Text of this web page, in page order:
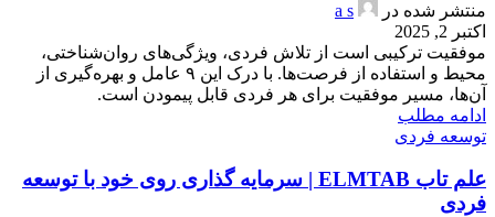
منتشر شده در
a s
اکتبر 2, 2025
موفقیت ترکیبی است از تلاش فردی، ویژگی‌های روان‌شناختی،
محیط و استفاده از فرصت‌ها. با درک این ۹ عامل و بهره‌گیری از
آن‌ها، مسیر موفقیت برای هر فردی قابل پیمودن است.
ادامه مطلب
توسعه فردی
علم تاب ELMTAB | سرمایه گذاری روی خود با توسعه
فردی